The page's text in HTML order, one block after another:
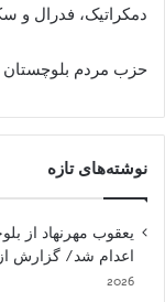
دمکراتیک، فدرال و
حزب مردم بلوچستان /
نوشته‌های تازه
یعقوب مهرنهاد از
اعدام شد/ گزارش از
2026